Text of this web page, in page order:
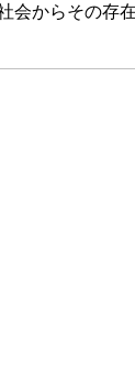
からその